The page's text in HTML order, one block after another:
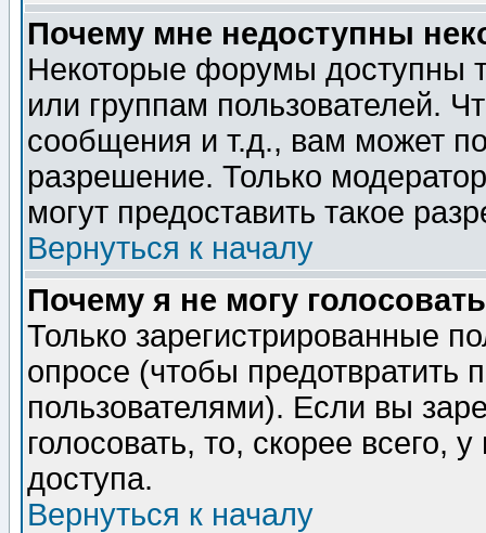
Почему мне недоступны
Некоторые форумы доступны
или группам пользователей.
сообщения и т.д., вам может
разрешение. Только
могут предоставить такое
Вернуться к началу
Почему я не могу
Только зарегистрированные
опросе (чтобы предотвратить
пользователями). Если вы
голосовать, то, скорее всего,
доступа.
Вернуться к началу